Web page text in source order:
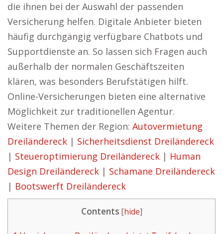
die ihnen bei der Auswahl der passenden
Versicherung helfen. Digitale Anbieter bieten
häufig durchgängig verfügbare Chatbots und
Supportdienste an. So lassen sich Fragen auch
außerhalb der normalen Geschäftszeiten
klären, was besonders Berufstätigen hilft.
Online-Versicherungen bieten eine alternative
Möglichkeit zur traditionellen Agentur.
Weitere Themen der Region: Autovermietung
Dreiländereck | Sicherheitsdienst Dreiländereck
| Steueroptimierung Dreiländereck | Human
Design Dreiländereck | Schamane Dreiländereck
| Bootswerft Dreiländereck
Contents [hide]